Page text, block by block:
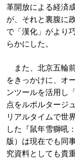
革開放による経済
が、それと裏腹に
で「漢化」がより
らかにした。
また、北京五輪
をきっかけに、オ
ンツールを活用し
点をルポルタージ
リアルタイムで世
した『鼠年雪獅吼
版）は現在でも同
究資料としても貴